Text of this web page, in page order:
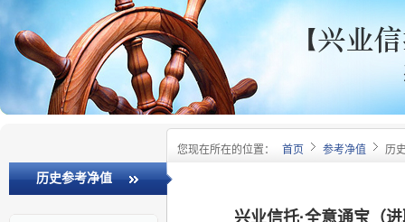
您现在所在的位置： 首页 参考净值 历
历史参考净值